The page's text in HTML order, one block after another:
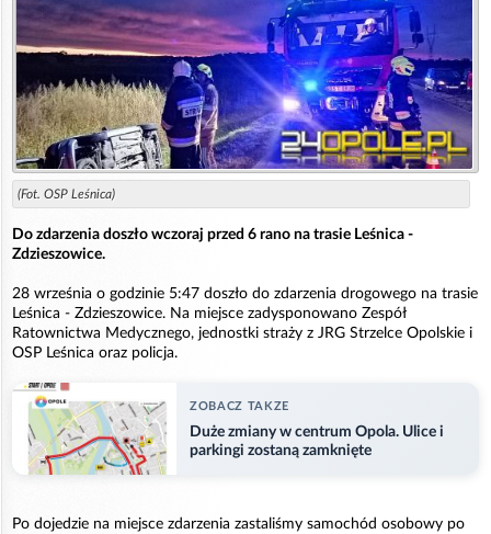
(Fot. OSP Leśnica)
Do zdarzenia doszło wczoraj przed 6 rano na trasie Leśnica -
Zdzieszowice.
28 września o godzinie 5:47 doszło do zdarzenia drogowego na trasie
Leśnica - Zdzieszowice. Na miejsce zadysponowano Zespół
Ratownictwa Medycznego, jednostki straży z JRG Strzelce Opolskie i
OSP Leśnica oraz policja.
ZOBACZ TAKZE
Duże zmiany w centrum Opola. Ulice i
parkingi zostaną zamknięte
Po dojedzie na miejsce zdarzenia zastaliśmy samochód osobowy po